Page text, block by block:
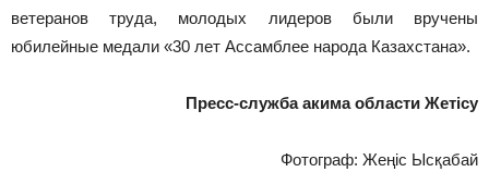
ветеранов труда, молодых лидеров были вручены
юбилейные медали «30 лет Ассамблее народа Казахстана».
Пресс-служба акима области Жетісу
Фотограф: Жеңіс Ысқабай